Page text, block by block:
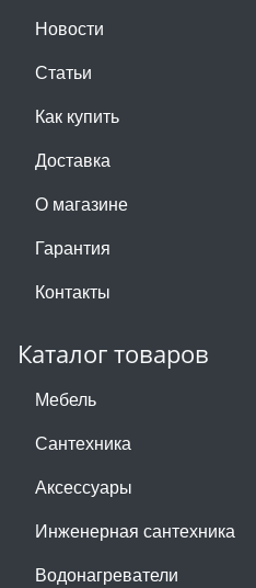
Новости
Статьи
Как купить
Доставка
О магазине
Гарантия
Контакты
Каталог товаров
Мебель
Сантехника
Аксессуары
Инженерная сантехника
Водонагреватели